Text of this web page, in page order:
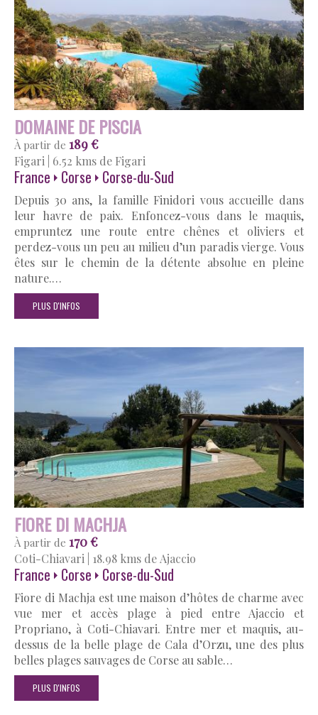
DOMAINE DE PISCIA
À partir de 189 €
Figari 6.52 kms de Figari
France Corse Corse-du-Sud
Depuis 30 ans, la famille Finidori vous accueille dans
leur havre de paix. Enfoncez-vous dans le maquis,
empruntez une route entre chênes et oliviers et
perdez-vous un peu au milieu d’un paradis vierge. Vous
êtes sur le chemin de la détente absolue en pleine
nature.…
PLUS D'INFOS
FIORE DI MACHJA
À partir de 170 €
Coti-Chiavari 18.98 kms de Ajaccio
France Corse Corse-du-Sud
Fiore di Machja est une maison d’hôtes de charme avec
vue mer et accès plage à pied entre Ajaccio et
Propriano, à Coti-Chiavari. Entre mer et maquis, au-
dessus de la belle plage de Cala d’Orzu, une des plus
belles plages sauvages de Corse au sable…
PLUS D'INFOS